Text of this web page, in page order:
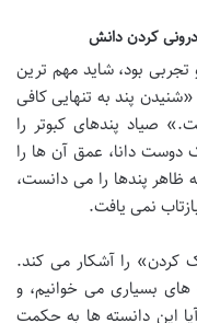
کردن دانش
بود، شاید مهم ترین
پند به تنهایی کافی
صیاد پندهای کبوتر را
دوست دانا، عمق آن ها را
ظاهر پندها را می دانست،
نمی یافت.
کردن» را آشکار می کند.
های بسیاری می خوانیم، و
این دانسته ها به حکمت